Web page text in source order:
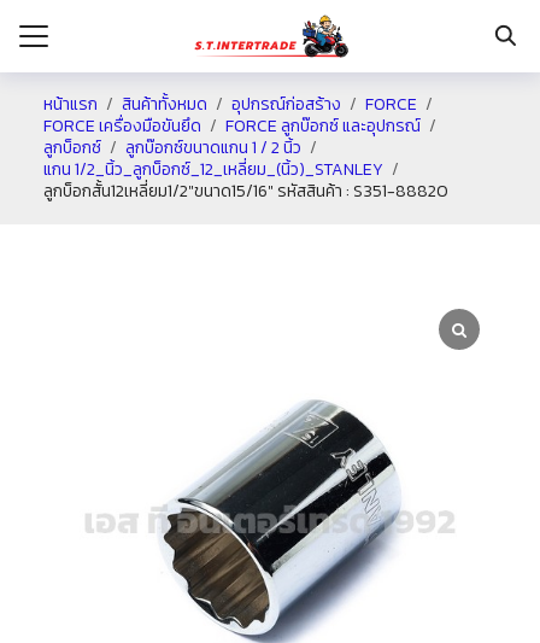
หน้าแรก สินค้าทั้งหมด อุปกรณ์ก่อสร้าง
FORCE
FORCE เครื่องมือขันยึด
FORCE ลูกบ๊อกซ์ และอุปกรณ์
ลูกบ็อกซ์
ลูกบ๊อกซ์ขนาดแกน 1 / 2 นิ้ว
แกน 1/2_นิ้ว_ลูกบ็อกซ์_12_เหลี่ยม_(นิ้ว)_STANLEY
ลูกบ็อกสั้น12เหลี่ยม1/2″ขนาด15/16″ รหัสสินค้า : S351-88820